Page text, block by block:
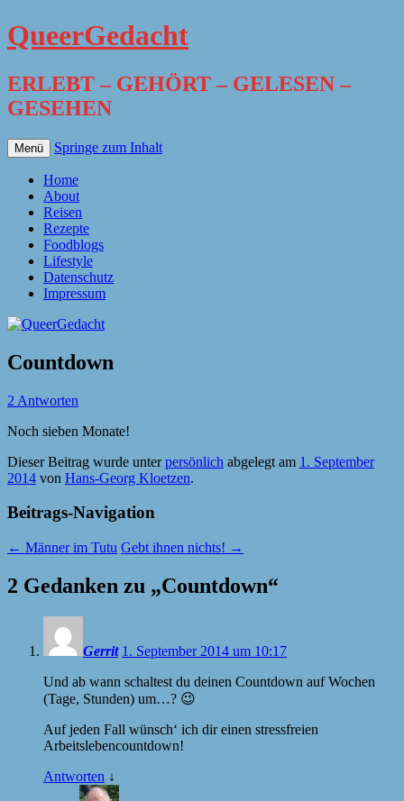
QueerGedacht
ERLEBT – GEHÖRT – GELESEN –
GESEHEN
Menü Springe zum Inhalt
Home
About
Reisen
Rezepte
Foodblogs
Lifestyle
Datenschutz
Impressum
Countdown
2 Antworten
Noch sieben Monate!
Dieser Beitrag wurde unterpersönlich abgelegt am 1. September
2014 von Hans-Georg Kloetzen.
Beitrags-Navigation
← Männer im Tutu Gebt ihnen nichts! →
2 Gedanken zu „Countdown“
Gerrit 1. September 2014 um 10:17
Und ab wann schaltest du deinen Countdown auf Wochen
(Tage, Stunden) um…? 😉
Auf jeden Fall wünsch‘ ich dir einen stressfreien
Arbeitslebencountdown!
Antworten ↓